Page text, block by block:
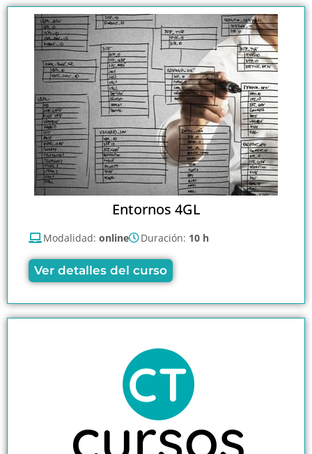
Entornos 4GL
Modalidad: online Duración: 10 h
Ver detalles del curso